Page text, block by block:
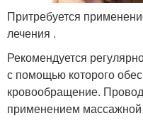
Притребуется
лечения .
Рекомендуется
с помощью которого
кровообращение.
применением массажной